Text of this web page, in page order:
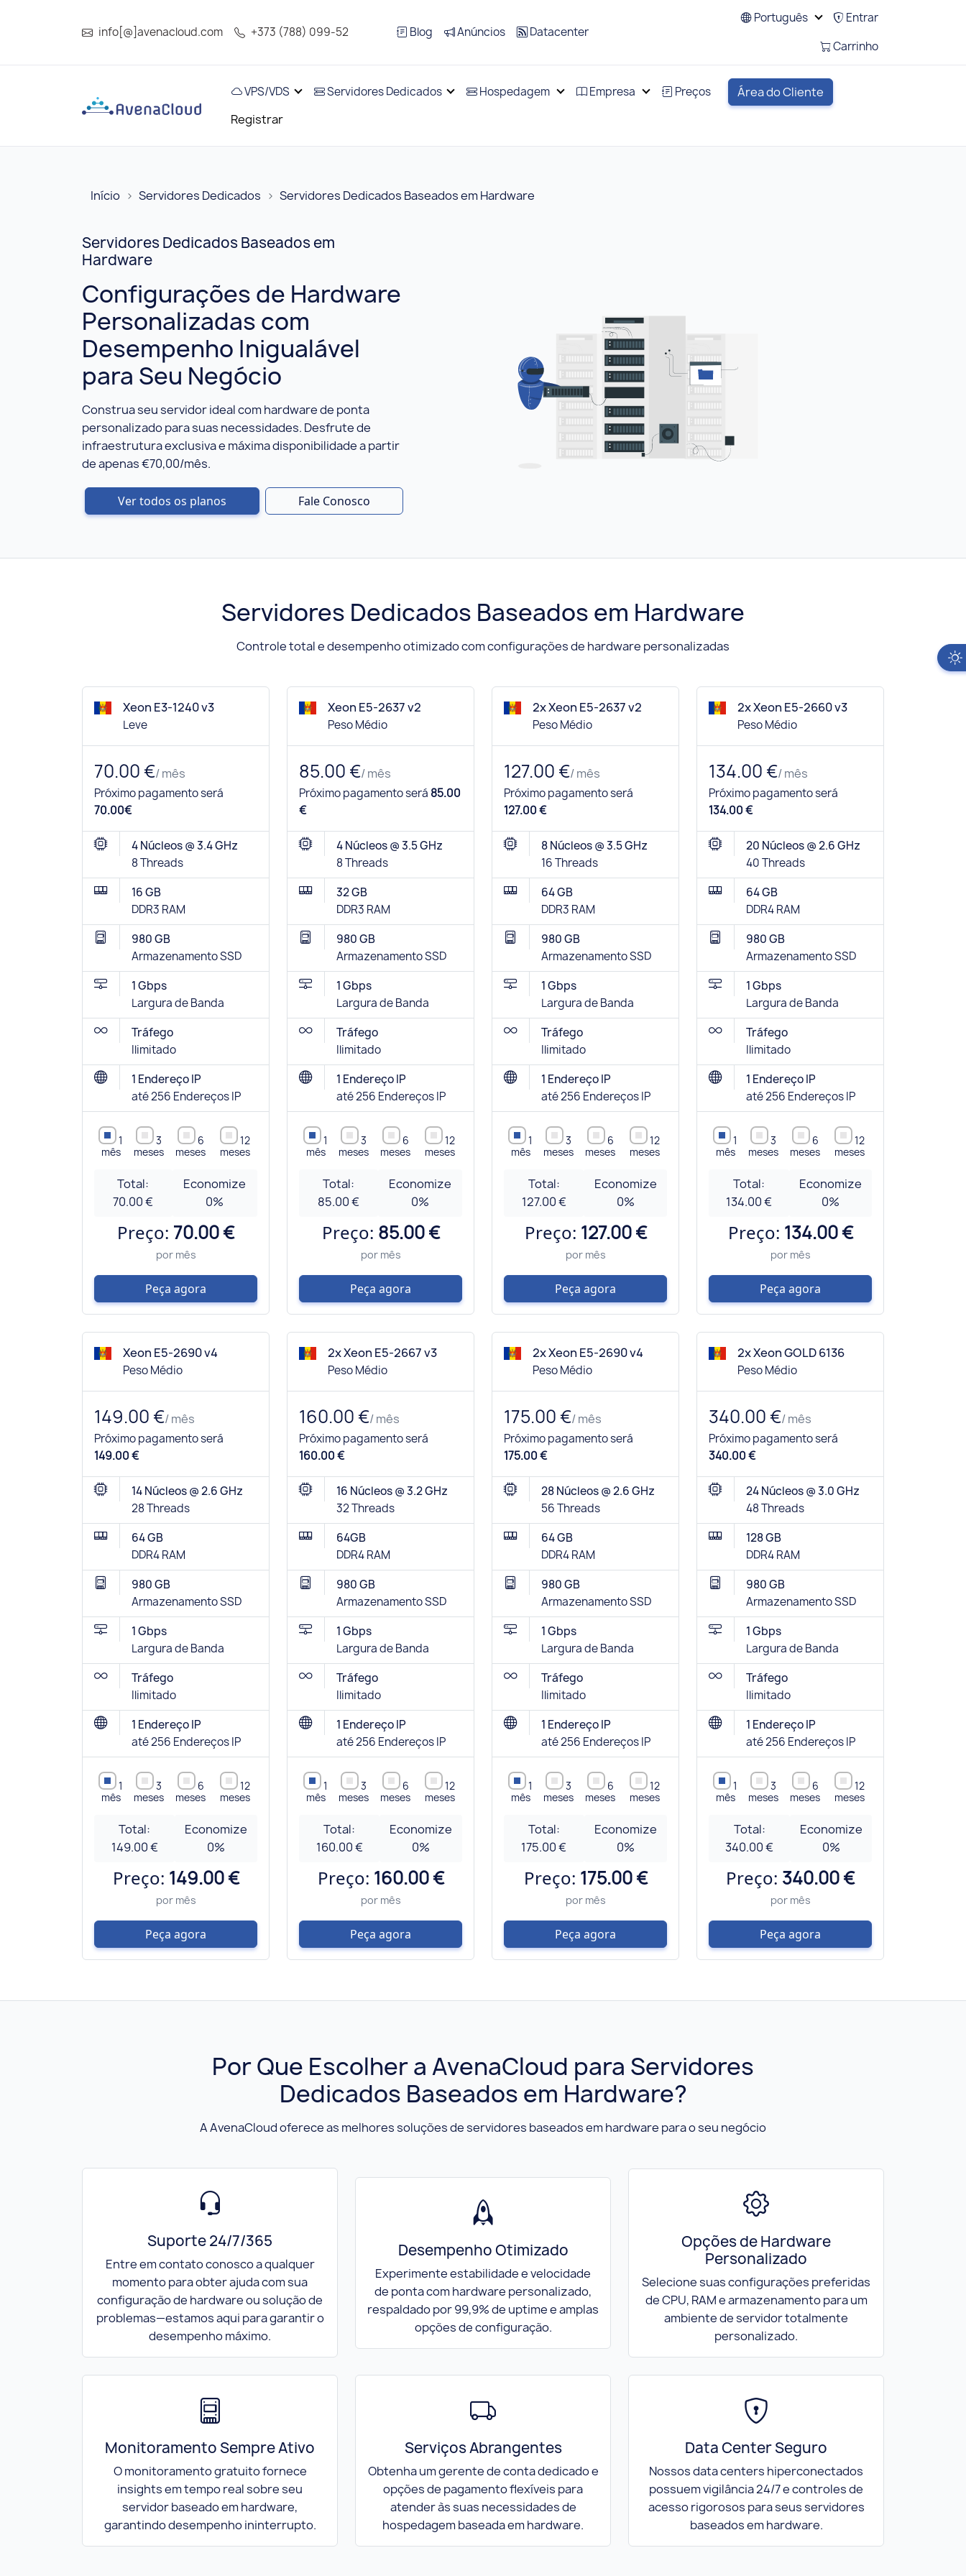
info[@]avenacloud.com +373 (788) 099-52 Blog Anúncios Datacenter
Português
Entrar
Carrinho
VPS/VDS Servidores Dedicados Hospedagem Empresa Preços
Área do Cliente
Registrar
Início Servidores Dedicados Servidores Dedicados Baseados em Hardware
Servidores Dedicados Baseados em
Hardware
Configurações de Hardware
Personalizadas com
Desempenho Inigualável
para Seu Negócio
Construa seu servidor ideal com hardware de ponta
personalizado para suas necessidades. Desfrute de
infraestrutura exclusiva e máxima disponibilidade a partir
de apenas €70,00/mês.
Ver todos os planos Fale Conosco
Servidores Dedicados Baseados em Hardware
Controle total e desempenho otimizado com configurações de hardware personalizadas
Xeon E3-1240 v3
Leve
70.00 €/ mês
Próximo pagamento será
70.00€
4 Núcleos @ 3.4 GHz
8 Threads
16 GB
DDR3 RAM
980 GB
Armazenamento SSD
1 Gbps
Largura de Banda
Tráfego
Ilimitado
1 Endereço IP
até 256 Endereços IP
1
mês
3
meses
6
meses
12
meses
Total:
70.00 €
Economize
0%
Preço: 70.00 €
por mês
Peça agora
Xeon E5-2637 v2
Peso Médio
85.00 €/ mês
Próximo pagamento será 85.00
€
4 Núcleos @ 3.5 GHz
8 Threads
32 GB
DDR3 RAM
980 GB
Armazenamento SSD
1 Gbps
Largura de Banda
Tráfego
Ilimitado
1 Endereço IP
até 256 Endereços IP
1
mês
3
meses
6
meses
12
meses
Total:
85.00 €
Economize
0%
Preço: 85.00 €
por mês
Peça agora
2x Xeon E5-2637 v2
Peso Médio
127.00 €/ mês
Próximo pagamento será
127.00 €
8 Núcleos @ 3.5 GHz
16 Threads
64 GB
DDR3 RAM
980 GB
Armazenamento SSD
1 Gbps
Largura de Banda
Tráfego
Ilimitado
1 Endereço IP
até 256 Endereços IP
1
mês
3
meses
6
meses
12
meses
Total:
127.00 €
Economize
0%
Preço: 127.00 €
por mês
Peça agora
2x Xeon E5-2660 v3
Peso Médio
134.00 €/ mês
Próximo pagamento será
134.00 €
20 Núcleos @ 2.6 GHz
40 Threads
64 GB
DDR4 RAM
980 GB
Armazenamento SSD
1 Gbps
Largura de Banda
Tráfego
Ilimitado
1 Endereço IP
até 256 Endereços IP
1
mês
3
meses
6
meses
12
meses
Total:
134.00 €
Economize
0%
Preço: 134.00 €
por mês
Peça agora
Xeon E5-2690 v4
Peso Médio
149.00 €/ mês
Próximo pagamento será
149.00 €
14 Núcleos @ 2.6 GHz
28 Threads
64 GB
DDR4 RAM
980 GB
Armazenamento SSD
1 Gbps
Largura de Banda
Tráfego
Ilimitado
1 Endereço IP
até 256 Endereços IP
1
mês
3
meses
6
meses
12
meses
Total:
149.00 €
Economize
0%
Preço: 149.00 €
por mês
Peça agora
2x Xeon E5-2667 v3
Peso Médio
160.00 €/ mês
Próximo pagamento será
160.00 €
16 Núcleos @ 3.2 GHz
32 Threads
64GB
DDR4 RAM
980 GB
Armazenamento SSD
1 Gbps
Largura de Banda
Tráfego
Ilimitado
1 Endereço IP
até 256 Endereços IP
1
mês
3
meses
6
meses
12
meses
Total:
160.00 €
Economize
0%
Preço: 160.00 €
por mês
Peça agora
2x Xeon E5-2690 v4
Peso Médio
175.00 €/ mês
Próximo pagamento será
175.00 €
28 Núcleos @ 2.6 GHz
56 Threads
64 GB
DDR4 RAM
980 GB
Armazenamento SSD
1 Gbps
Largura de Banda
Tráfego
Ilimitado
1 Endereço IP
até 256 Endereços IP
1
mês
3
meses
6
meses
12
meses
Total:
175.00 €
Economize
0%
Preço: 175.00 €
por mês
Peça agora
2x Xeon GOLD 6136
Peso Médio
340.00 €/ mês
Próximo pagamento será
340.00 €
24 Núcleos @ 3.0 GHz
48 Threads
128 GB
DDR4 RAM
980 GB
Armazenamento SSD
1 Gbps
Largura de Banda
Tráfego
Ilimitado
1 Endereço IP
até 256 Endereços IP
1
mês
3
meses
6
meses
12
meses
Total:
340.00 €
Economize
0%
Preço: 340.00 €
por mês
Peça agora
Por Que Escolher a AvenaCloud para Servidores
Dedicados Baseados em Hardware?
A AvenaCloud oferece as melhores soluções de servidores baseados em hardware para o seu negócio
Suporte 24/7/365
Entre em contato conosco a qualquer
momento para obter ajuda com sua
configuração de hardware ou solução de
problemas—estamos aqui para garantir o
desempenho máximo.
Desempenho Otimizado
Experimente estabilidade e velocidade
de ponta com hardware personalizado,
respaldado por 99,9% de uptime e amplas
opções de configuração.
Opções de Hardware
Personalizado
Selecione suas configurações preferidas
de CPU, RAM e armazenamento para um
ambiente de servidor totalmente
personalizado.
Monitoramento Sempre Ativo
O monitoramento gratuito fornece
insights em tempo real sobre seu
servidor baseado em hardware,
garantindo desempenho ininterrupto.
Serviços Abrangentes
Obtenha um gerente de conta dedicado e
opções de pagamento flexíveis para
atender às suas necessidades de
hospedagem baseada em hardware.
Data Center Seguro
Nossos data centers hiperconectados
possuem vigilância 24/7 e controles de
acesso rigorosos para seus servidores
baseados em hardware.